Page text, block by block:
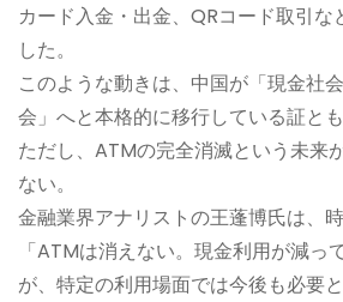
カード入金・出金、QRコード取引な
した。
このような動きは、中国が「現金社
会」へと本格的に移行している証とも
ただし、ATMの完全消滅という未来
ない。
金融業界アナリストの王蓬博氏は、
「ATMは消えない。現金利用が減っ
が、特定の利用場面では今後も必要